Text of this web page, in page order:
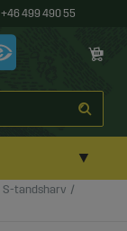
+46 499 490 55
▼
tandsharv